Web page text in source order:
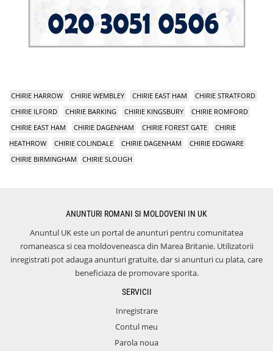
CHIRIE HARROW CHIRIE WEMBLEY CHIRIE EAST HAM
CHIRIE STRATFORD
CHIRIE ILFORD
CHIRIE BARKING CHIRIE KINGSBURY
CHIRIE ROMFORD
CHIRIE EAST HAM
CHIRIE DAGENHAM CHIRIE FOREST GATE
CHIRIE
HEATHROW
CHIRIE COLINDALE CHIRIE DAGENHAM
CHIRIE EDGWARE
CHIRIE BIRMINGHAM
CHIRIE SLOUGH
ANUNTURI ROMANI SI MOLDOVENI IN UK
Anuntul UK este un portal de anunturi pentru comunitatea
romaneasca si cea moldoveneasca din Marea Britanie. Utilizatorii
inregistrati pot adauga anunturi gratuite, dar si anunturi cu plata, care
beneficiaza de promovare sporita.
SERVICII
Inregistrare
Contul meu
Parola noua